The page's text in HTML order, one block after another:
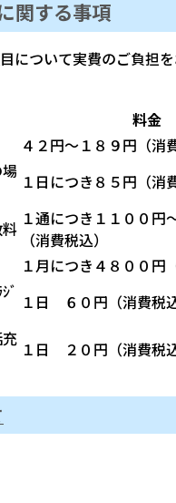
関する事項
について実費のご負担
料金
４２円～１８９円（消
１日につき８５円（消
１通につき１１００円
（消費税込）
１月につき４８００円
ﾞ １日 ６０円（消費税込
１日 ２０円（消費税込